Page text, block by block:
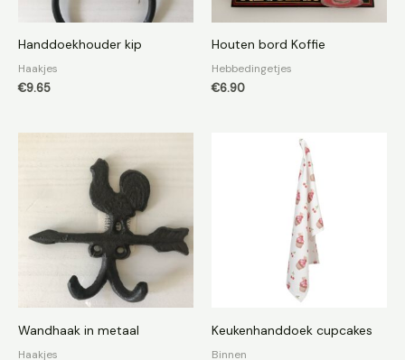
Handdoekhouder kip
Haakjes
€9.65
Houten bord Koffie
Hebbedingetjes
€6.90
Wandhaak in metaal
Haakjes
Keukenhanddoek cupcakes
Binnen